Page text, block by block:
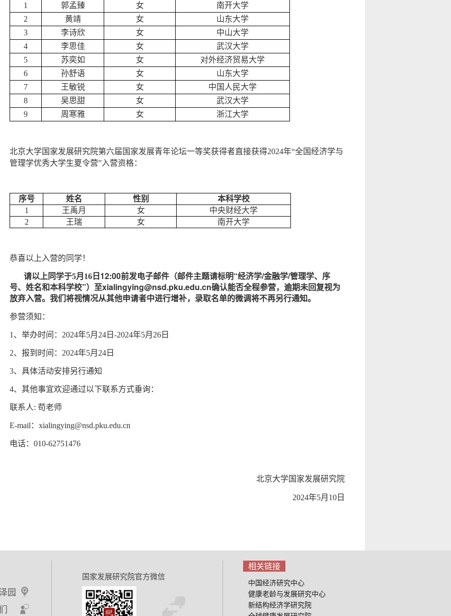
1 郭孟臻 女
南开大学
2
黄靖 女
山东大学
3
李诗欣 女
中山大学
4
李思佳 女
武汉大学
5
苏奕如 女
对外经济贸易大学
6
孙舒语 女
山东大学
7
王敏锐 女
中国人民大学
8
吴思甜 女
武汉大学
9
周寒雅 女 浙江大学
北京大学国家发展研究院第六届国家发展青年论坛一等奖获得者直接获得2024年“全国经济学与
管理学优秀大学生夏令营”入营资格：
序号 姓名 性别
本科学校
1
王禹月 女
中央财经大学
2
王瑞 女 南开大学
恭喜以上入营的同学！
请以上同学于5月16日12:00前发电子邮件（邮件主题请标明“经济学/金融学/管理学、序
号、姓名和本科学校”）至xialingying@nsd.pku.edu.cn确认能否全程参营，逾期未回复视为
放弃入营。我们将视情况从其他申请者中进行增补，录取名单的微调将不再另行通知。
参营须知：
1 、举办时间：2024年5月24日-2024年5月26日
2、报到时间：2024年5月24日
3、具体活动安排另行通知
4、其他事宜欢迎通过以下联系方式垂询：
联系人: 苟老师
E-mail ：xialingying@nsd.pku.edu.cn
电话：010-62751476
北京大学国家发展研究院
2024年5月10日
园
国家发展研究院官方微信
相关链接
中国经济研究中心
健康老龄与发展研究中心
新结构经济学研究院